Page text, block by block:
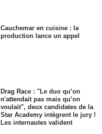
Cauchemar en cuisine : la
production lance un appel
Drag Race : "Le duo qu’on
n'attendait pas mais qu’on
voulait", deux candidates de la
Star Academy intègrent le jury !
Les internautes valident